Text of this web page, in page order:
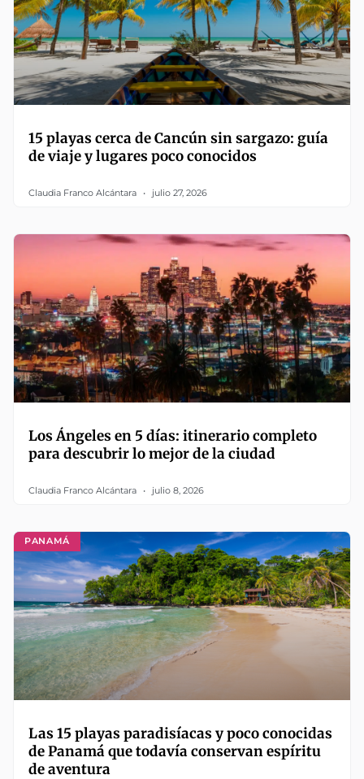
15 playas cerca de Cancún sin sargazo: guía
de viaje y lugares poco conocidos
Claudia Franco Alcántara julio 27, 2026
Los Ángeles en 5 días: itinerario completo
para descubrir lo mejor de la ciudad
Claudia Franco Alcántara julio 8, 2026
PANAMÁ
Las 15 playas paradisíacas y poco conocidas
de Panamá que todavía conservan espíritu
de aventura